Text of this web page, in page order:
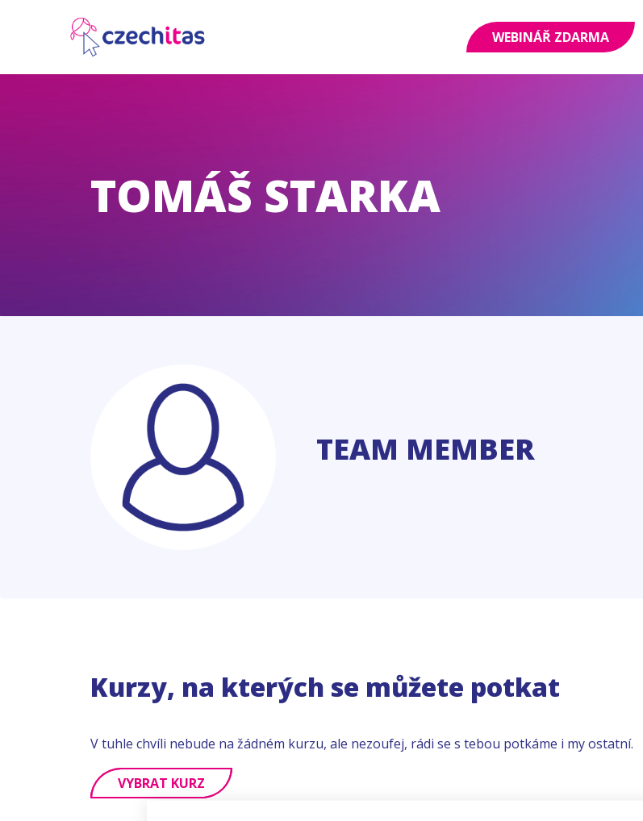
WEBINÁŘ ZDARMA
TOMÁŠ STARKA
TEAM MEMBER
Kurzy, na kterých se můžete potkat
V tuhle chvíli nebude na žádném kurzu, ale nezoufej, rádi se s tebou potkáme i my ostatní.
VYBRAT KURZ